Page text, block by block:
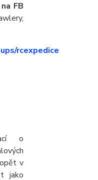
FB
rcexpedice
o
v
jako